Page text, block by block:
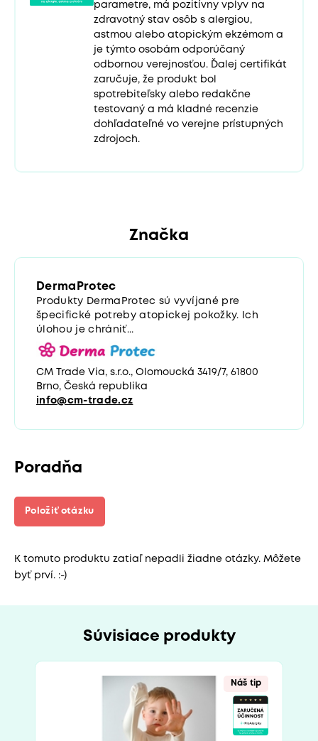
parametre, má pozitívny vplyv na
zdravotný stav osôb s alergiou,
astmou alebo atopickým ekzémom a
je týmto osobám odporúčaný
odbornou verejnosťou. Ďalej certifikát
zaručuje, že produkt bol
spotrebiteľsky alebo redakčne
testovaný a má kladné recenzie
dohľadateľné vo verejne prístupných
zdrojoch.
Značka
DermaProtec
Produkty DermaProtec sú vyvíjané pre
špecifické potreby atopickej pokožky. Ich
úlohou je chrániť...
CM Trade Via, s.r.o., Olomoucká 3419/7, 61800
Brno, Česká republika
info@cm-trade.cz
Poradňa
Položiť otázku
K tomuto produktu zatiaľ nepadli žiadne otázky. Môžete
byť prví. :-)
Súvisiace produkty
Náš tip